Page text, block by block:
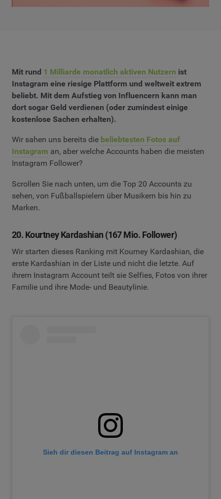
Mit rund 1 Milliarde monatlich aktiven Nutzern ist
Instagram eine riesige Plattform und weltweit extrem
beliebt. Mit dem Aufstieg von Influencern kann man
dort sogar Geld verdienen (oder zumindest einige
kostenlose Sachen erhalten).
Wir sahen uns bereits die beliebtesten Fotos auf
Instagram an, aber welche Accounts haben die meisten
Instagram Follower?
Scrollen Sie nach unten, um die Top 20 Accounts zu
sehen, von Fußballspielern über Musikern bis hin zu
Marken.
20. Kourtney Kardashian (167 Mio. Follower)
Wir starten dieses Ranking mit Kourney Kardashian, die
erste Kardashian in der Liste und nicht die letzte. Auf
ihrem Instagram Account teilt sie Selfies, Fotos von ihrer
Familie und ihre Mode- und Beautylinie.
Sieh dir diesen Beitrag auf Instagram an